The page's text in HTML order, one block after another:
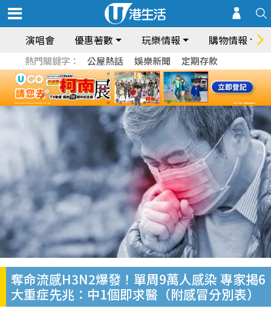
演唱會 優惠著數 玩樂情報 購物情報
熱門關鍵字： 公屋熱話 娛樂新聞 定期存款
奪命流感H3N2爆發！單周9萬人感染 專家揭6
大重症先兆：中1個即求醫（附感冒分別表）